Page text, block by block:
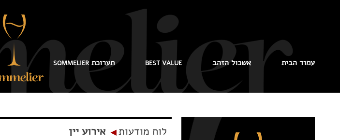
עמוד הבית אשכול הזהב BEST VALUE תערוכתSOMMELIER
לוח מודעות◂ אירוע יין